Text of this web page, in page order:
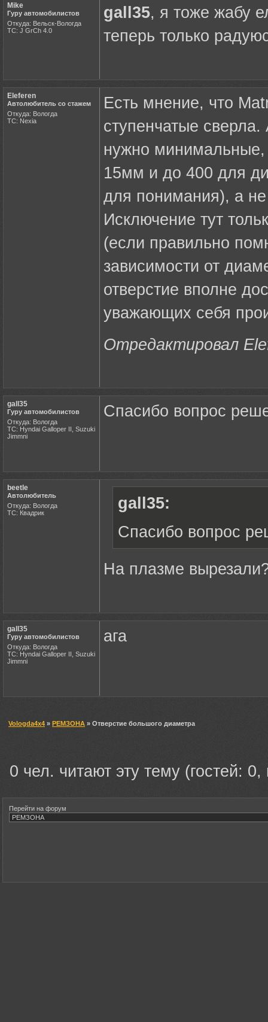
Mike
Гуру автомобилистов
Откуда: Вельск-Вологда
ТС: J GrCh 4.0
gall35, я тоже жабу
теперь только
Eleferen
Автолюбитель со стажем
Откуда: Вологда
ТС: Nexia
Есть мнение, что
ступенчатые
нужно
15мм и до 400 для
для понимания), а
Исключение тут
(если правильно
зависимости от
отверстие вполне
уважающих себя
Отредактировал
gall35
Гуру автомобилистов
Откуда: Вологда
ТС: Hyndai Galloper II, Suzuki
Jimmni
Спасибо вопрос
beetle
Автолюбитель
Откуда: Вологда
ТС: Квадрик
gall35:
Спасибо вопрос
На плазме
gall35
Гуру автомобилистов
Откуда: Вологда
ТС: Hyndai Galloper II, Suzuki
Jimmni
ага
Vologda4x4 » РЕМЗОНА » Отверстие большого диаметра
0 чел. читают эту тему (гостей:
Перейти на форум